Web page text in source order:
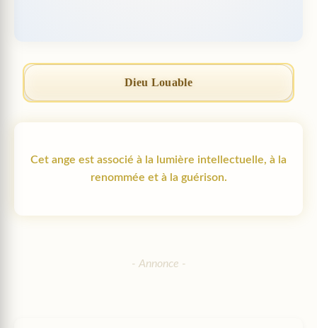
Dieu Louable
Cet ange est associé à la lumière intellectuelle, à la
renommée et à la guérison.